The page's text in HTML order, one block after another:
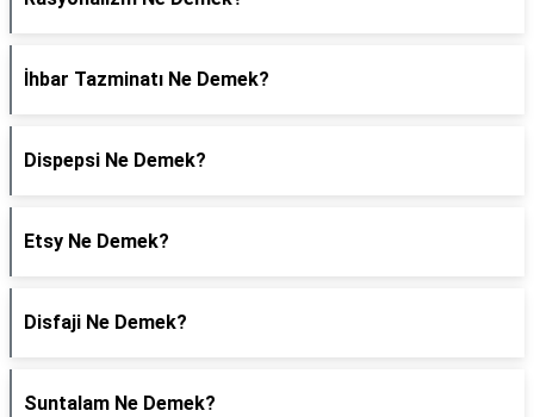
İhbar Tazminatı Ne Demek?
Dispepsi Ne Demek?
Etsy Ne Demek?
Disfaji Ne Demek?
Suntalam Ne Demek?